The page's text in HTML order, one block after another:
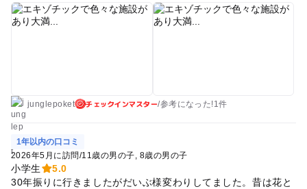
junglepoket チェックインマスター/参考になった!1件
1年以内の口コミ
2026年5月に訪問/11歳の男の子 8歳の男の子
小学生
5.0
30年振りに行きましたがだいぶ様変わりしてました。昔は花と